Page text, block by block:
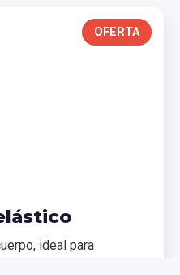
OFERTA
ideal para